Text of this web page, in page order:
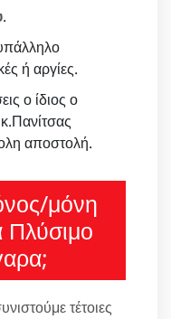
.
ή αργίες.
ο ίδιος ο
κ.Πανίτσας
αποστολή.
μόνη
Πλύσιμο
τέτοιες